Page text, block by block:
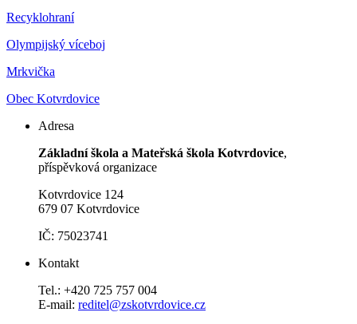
Recyklohraní
Olympijský víceboj
Mrkvička
Obec Kotvrdovice
Adresa
Základní škola a Mateřská škola Kotvrdovice,
příspěvková organizace
Kotvrdovice 124
679 07 Kotvrdovice
IČ: 75023741
Kontakt
Tel.: +420 725 757 004
E-mail: reditel@zskotvrdovice.cz